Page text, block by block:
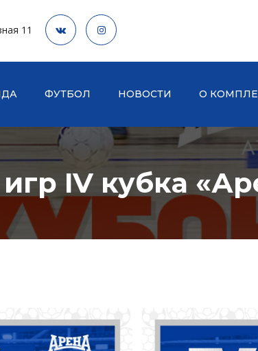
11
ФУТБОЛ НОВОСТИ О
IV кубка